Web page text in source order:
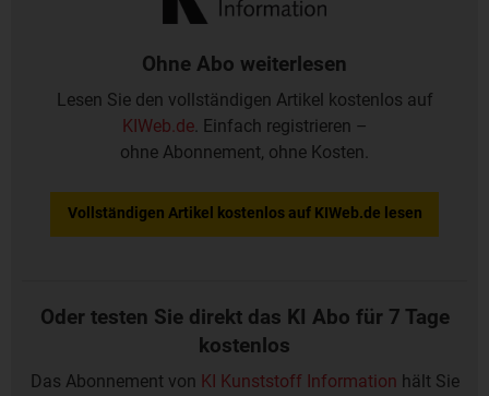
Ohne Abo weiterlesen
Lesen Sie den vollständigen Artikel kostenlos auf
KIWeb.de. Einfach registrieren –
ohne Abonnement, ohne Kosten.
Vollständigen Artikel kostenlos auf KIWeb.de lesen
Oder testen Sie direkt das KI Abo für 7 Tage
kostenlos
Das Abonnement von KI Kunststoff Information hält Sie